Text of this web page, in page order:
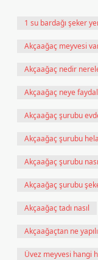
1 su bardağı şeker
Akçaağaç meyvesi
Akçaağaç nedir
Akçaağaç neye
Akçaağaç şurubu
Akçaağaç şurubu
Akçaağaç şurubu
Akçaağaç şurubu
Akçaağaç tadı nasıl
Akçaağaçtan ne
Üvez meyvesi hangi